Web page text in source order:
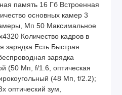
память 16 Гб Встроенная
основных камер 3
Мп 50 Максимальное
Количество кадров в
зарядка Есть Быстрая
зарядка
(50 Мп, f/1.6, оптическая
(48 Мп, f/2.2);
оптический зум,